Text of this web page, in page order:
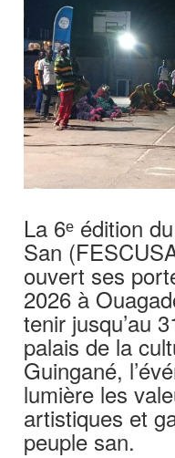
La 6ᵉ édition
San
ouvert ses
2026 à
tenir jusqu’au
palais de la
Guingané,
lumière les
artistiques et
peuple san.